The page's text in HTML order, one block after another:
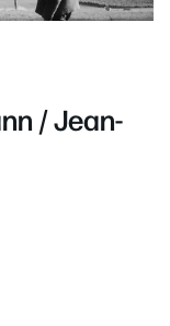
/ Jean-